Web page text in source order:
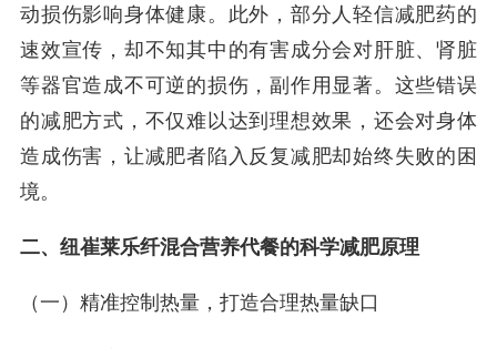
动损伤影响身体健康。此外，部分人轻信减肥药的
速效宣传，却不知其中的有害成分会对肝脏、肾脏
等器官造成不可逆的损伤，副作用显著。这些错误
的减肥方式，不仅难以达到理想效果，还会对身体
造成伤害，让减肥者陷入反复减肥却始终失败的困
境。
二、纽崔莱乐纤混合营养代餐的科学减肥原理
（一）精准控制热量，打造合理热量缺口